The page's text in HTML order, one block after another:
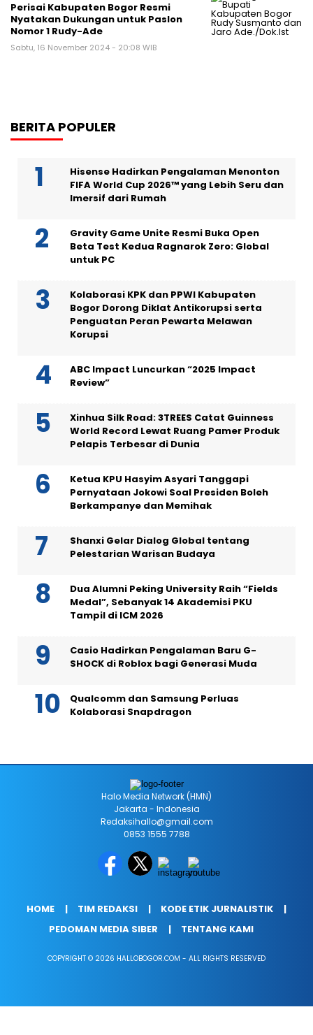
Perisai Kabupaten Bogor Resmi
Nyatakan Dukungan untuk Paslon
Nomor 1 Rudy-Ade
Sabtu, 16 November 2024 - 20:08 WIB
BERITA POPULER
Hisense Hadirkan Pengalaman Menonton
FIFA World Cup 2026™ yang Lebih Seru dan
Imersif dari Rumah
Gravity Game Unite Resmi Buka Open
Beta Test Kedua Ragnarok Zero: Global
untuk PC
Kolaborasi KPK dan PPWI Kabupaten
Bogor Dorong Diklat Antikorupsi serta
Penguatan Peran Pewarta Melawan
Korupsi
ABC Impact Luncurkan “2025 Impact
Review”
Xinhua Silk Road: 3TREES Catat Guinness
World Record Lewat Ruang Pamer Produk
Pelapis Terbesar di Dunia
Ketua KPU Hasyim Asyari Tanggapi
Pernyataan Jokowi Soal Presiden Boleh
Berkampanye dan Memihak
Shanxi Gelar Dialog Global tentang
Pelestarian Warisan Budaya
Dua Alumni Peking University Raih “Fields
Medal”, Sebanyak 14 Akademisi PKU
Tampil di ICM 2026
Casio Hadirkan Pengalaman Baru G-
SHOCK di Roblox bagi Generasi Muda
Qualcomm dan Samsung Perluas
Kolaborasi Snapdragon
Halo Media Network (HMN)
Jakarta - Indonesia
Redaksihallo@gmail.com
0853 1555 7788
HOME TIM REDAKSI
KODE ETIK JURNALISTIK
PEDOMAN MEDIA SIBER
TENTANG KAMI
COPYRIGHT © 2026 HALLOBOGOR.COM - ALL RIGHTS RESERVED